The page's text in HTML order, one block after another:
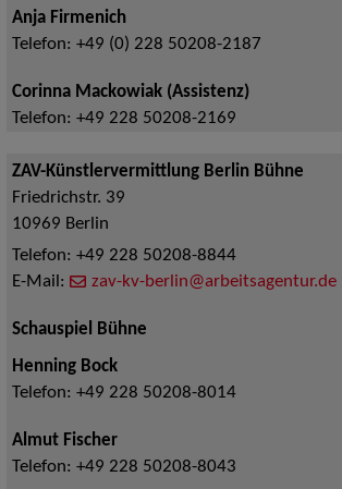
Anja Firmenich
Telefon: +49 (0) 228 50208-2187
Corinna Mackowiak (Assistenz)
Telefon: +49 228 50208-2169
ZAV-Künstlervermittlung Berlin Bühne
Friedrichstr. 39
10969 Berlin
Telefon: +49 228 50208-8844
E-Mail:
zav-kv-berlin@arbeitsagentur.de
Schauspiel Bühne
Henning Bock
Telefon: +49 228 50208-8014
Almut Fischer
Telefon: +49 228 50208-8043